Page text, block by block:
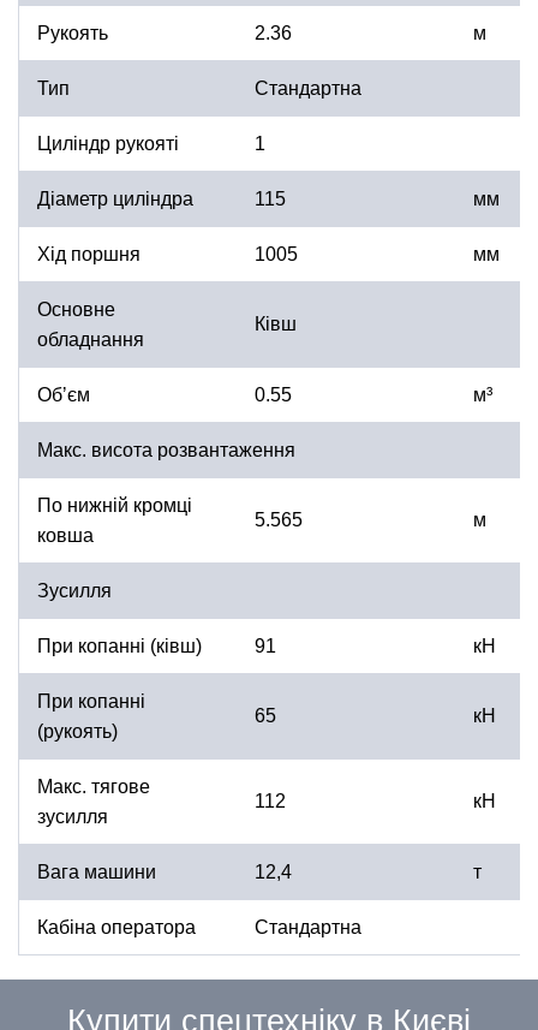
Рукоять 2.36 м
Тип Стандартна
Циліндр рукояті 1
Діаметр циліндра 115 мм
Хід поршня 1005 мм
Основне
обладнання
Ківш
Обʼєм 0.55 м³
Макс. висота розвантаження
По нижній кромці
ковша
5.565 м
Зусилля
При копанні (ківш) 91 кН
При копанні
(рукоять)
65 кН
Макс. тягове
зусилля
112 кН
Вага машини 12,4 т
Кабіна оператора Стандартна
Купити спецтехніку в Києві